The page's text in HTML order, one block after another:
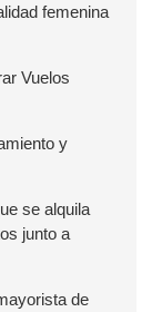
femenina
Vuelos
y
se alquila
junto a
de